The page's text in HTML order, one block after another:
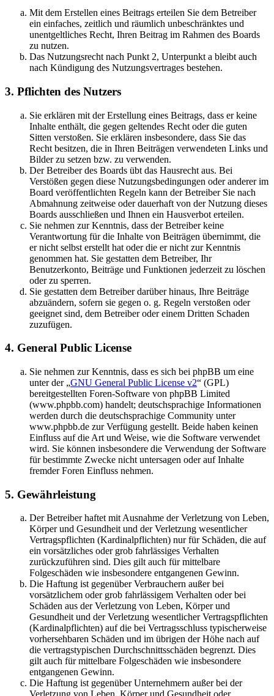
Mit dem Erstellen eines Beitrags erteilen Sie dem Betreiber
ein einfaches, zeitlich und räumlich unbeschränktes und
unentgeltliches Recht, Ihren Beitrag im Rahmen des Boards
zu nutzen.
Das Nutzungsrecht nach Punkt 2, Unterpunkt a bleibt auch
nach Kündigung des Nutzungsvertrages bestehen.
3. Pflichten des Nutzers
Sie erklären mit der Erstellung eines Beitrags, dass er keine
Inhalte enthält, die gegen geltendes Recht oder die guten
Sitten verstoßen. Sie erklären insbesondere, dass Sie das
Recht besitzen, die in Ihren Beiträgen verwendeten Links und
Bilder zu setzen bzw. zu verwenden.
Der Betreiber des Boards übt das Hausrecht aus. Bei
Verstößen gegen diese Nutzungsbedingungen oder anderer im
Board veröffentlichten Regeln kann der Betreiber Sie nach
Abmahnung zeitweise oder dauerhaft von der Nutzung dieses
Boards ausschließen und Ihnen ein Hausverbot erteilen.
Sie nehmen zur Kenntnis, dass der Betreiber keine
Verantwortung für die Inhalte von Beiträgen übernimmt, die
er nicht selbst erstellt hat oder die er nicht zur Kenntnis
genommen hat. Sie gestatten dem Betreiber, Ihr
Benutzerkonto, Beiträge und Funktionen jederzeit zu löschen
oder zu sperren.
Sie gestatten dem Betreiber darüber hinaus, Ihre Beiträge
abzuändern, sofern sie gegen o. g. Regeln verstoßen oder
geeignet sind, dem Betreiber oder einem Dritten Schaden
zuzufügen.
4. General Public License
Sie nehmen zur Kenntnis, dass es sich bei phpBB um eine
unter der „GNU General Public License v2“ (GPL)
bereitgestellten Foren-Software von phpBB Limited
(www.phpbb.com) handelt; deutschsprachige Informationen
werden durch die deutschsprachige Community unter
www.phpbb.de zur Verfügung gestellt. Beide haben keinen
Einfluss auf die Art und Weise, wie die Software verwendet
wird. Sie können insbesondere die Verwendung der Software
für bestimmte Zwecke nicht untersagen oder auf Inhalte
fremder Foren Einfluss nehmen.
5. Gewährleistung
Der Betreiber haftet mit Ausnahme der Verletzung von Leben,
Körper und Gesundheit und der Verletzung wesentlicher
Vertragspflichten (Kardinalpflichten) nur für Schäden, die auf
ein vorsätzliches oder grob fahrlässiges Verhalten
zurückzuführen sind. Dies gilt auch für mittelbare
Folgeschäden wie insbesondere entgangenen Gewinn.
Die Haftung ist gegenüber Verbrauchern außer bei
vorsätzlichem oder grob fahrlässigem Verhalten oder bei
Schäden aus der Verletzung von Leben, Körper und
Gesundheit und der Verletzung wesentlicher Vertragspflichten
(Kardinalpflichten) auf die bei Vertragsschluss typischerweise
vorhersehbaren Schäden und im übrigen der Höhe nach auf
die vertragstypischen Durchschnittsschäden begrenzt. Dies
gilt auch für mittelbare Folgeschäden wie insbesondere
entgangenen Gewinn.
Die Haftung ist gegenüber Unternehmern außer bei der